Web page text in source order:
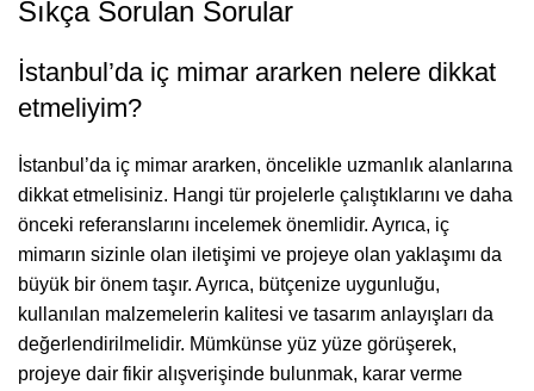
Sıkça Sorulan Sorular
İstanbul’da iç mimar ararken nelere dikkat
etmeliyim?
İstanbul’da iç mimar ararken, öncelikle uzmanlık alanlarına
dikkat etmelisiniz. Hangi tür projelerle çalıştıklarını ve daha
önceki referanslarını incelemek önemlidir. Ayrıca, iç
mimarın sizinle olan iletişimi ve projeye olan yaklaşımı da
büyük bir önem taşır. Ayrıca, bütçenize uygunluğu,
kullanılan malzemelerin kalitesi ve tasarım anlayışları da
değerlendirilmelidir. Mümkünse yüz yüze görüşerek,
projeye dair fikir alışverişinde bulunmak, karar verme